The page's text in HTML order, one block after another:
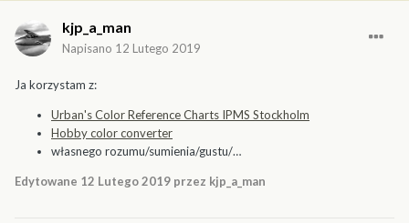
kjp_a_man
Napisano 12 Lutego 2019
Ja korzystam z:
Urban's Color Reference Charts IPMS Stockholm
Hobby color converter
własnego rozumu/sumienia/gustu/…
Edytowane 12 Lutego 2019 przez kjp_a_man